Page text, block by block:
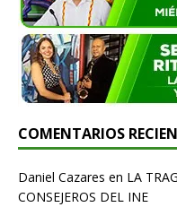
COMENTARIOS
Daniel Cazares en LA
CONSEJEROS DEL INE